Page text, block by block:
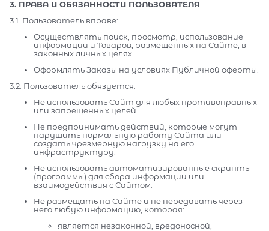
3. ПРАВА И ОБЯЗАННОСТИ ПОЛЬЗОВАТЕЛЯ
3.1. Пользователь вправе:
Осуществлять поиск, просмотр, использование
информации и Товаров, размещенных на Сайте, в
законных личных целях.
Оформлять Заказы на условиях Публичной оферты.
3.2. Пользователь обязуется:
Не использовать Сайт для любых противоправных
или запрещенных целей.
Не предпринимать действий, которые могут
нарушить нормальную работу Сайта или
создать чрезмерную нагрузку на его
инфраструктуру.
Не использовать автоматизированные скрипты
(программы) для сбора информации или
взаимодействия с Сайтом.
Не размещать на Сайте и не передавать через
него любую информацию, которая:
является незаконной, вредоносной,